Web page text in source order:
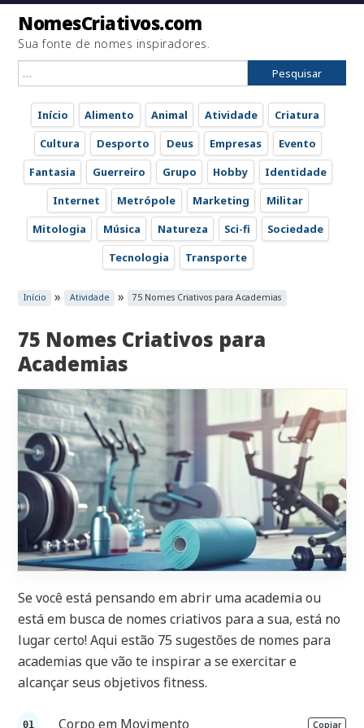
NomesCriativos.com
Sua fonte de nomes inspiradores.
por:
Início Alimento Animal Atividade
Criatura
Cultura
Desporto Deus Empresas
Evento
Fantasia
Guerreiro Grupo Hobby
Identidade
Internet
Metrópole Marketing
Militar
Mitologia
Música Natureza Sci-fi
Sociedade
Tecnologia
Transporte
Início » Atividade » 75 Nomes Criativos para Academias
75 Nomes Criativos para
Academias
Se você está pensando em abrir uma academia ou
está em busca de nomes criativos para a sua, está no
lugar certo! Aqui estão 75 sugestões de nomes para
academias que vão te inspirar a se exercitar e
alcançar seus objetivos fitness.
Corpo em Movimento Copiar